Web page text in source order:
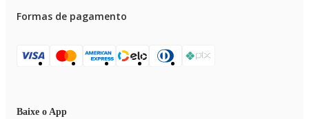
Formas de pagamento
Baixe o App